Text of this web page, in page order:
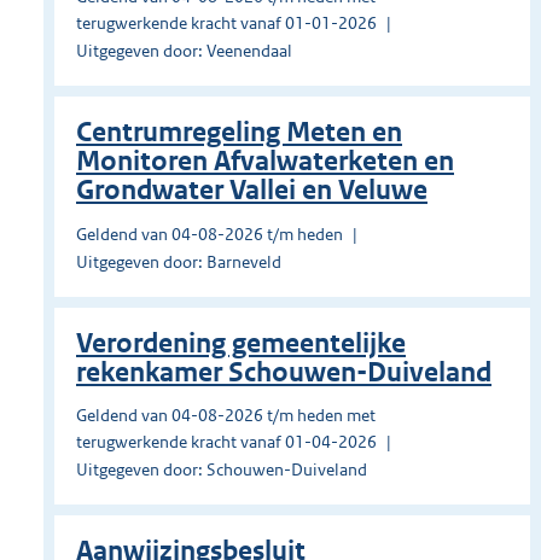
terugwerkende kracht vanaf 01-01-2026
Uitgegeven door: Veenendaal
Centrumregeling Meten en
Monitoren Afvalwaterketen en
Grondwater Vallei en Veluwe
Geldend van 04-08-2026 t/m heden
Uitgegeven door: Barneveld
Verordening gemeentelijke
rekenkamer Schouwen-Duiveland
Geldend van 04-08-2026 t/m heden met
terugwerkende kracht vanaf 01-04-2026
Uitgegeven door: Schouwen-Duiveland
Aanwijzingsbesluit